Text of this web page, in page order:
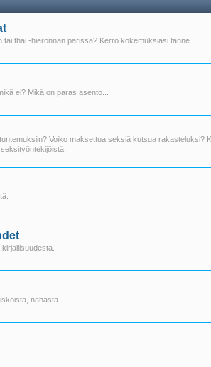
thai -hieronnan parissa? Kerro kokemuksiasi tänne...
ei? Mikä on paras asento...
Voiko maksettua seksiä kutsua rakasteluksi?
nahasta...